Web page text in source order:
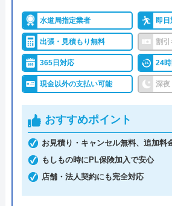
は電話、問い合わせフォームより
す。
パッキン交換などの小さな工事
で、住宅でのお困りごとはお気
公式サイトを
0246-36-
水道局指定業者 即
出張・見積もり無料 割引
365日対応 24
現金以外の支払い可能 深夜
おすすめポイント
お見積り・キャンセル無料、追加料
もしもの時にPL保険加入で安心
店舗・法人契約にも完全対応